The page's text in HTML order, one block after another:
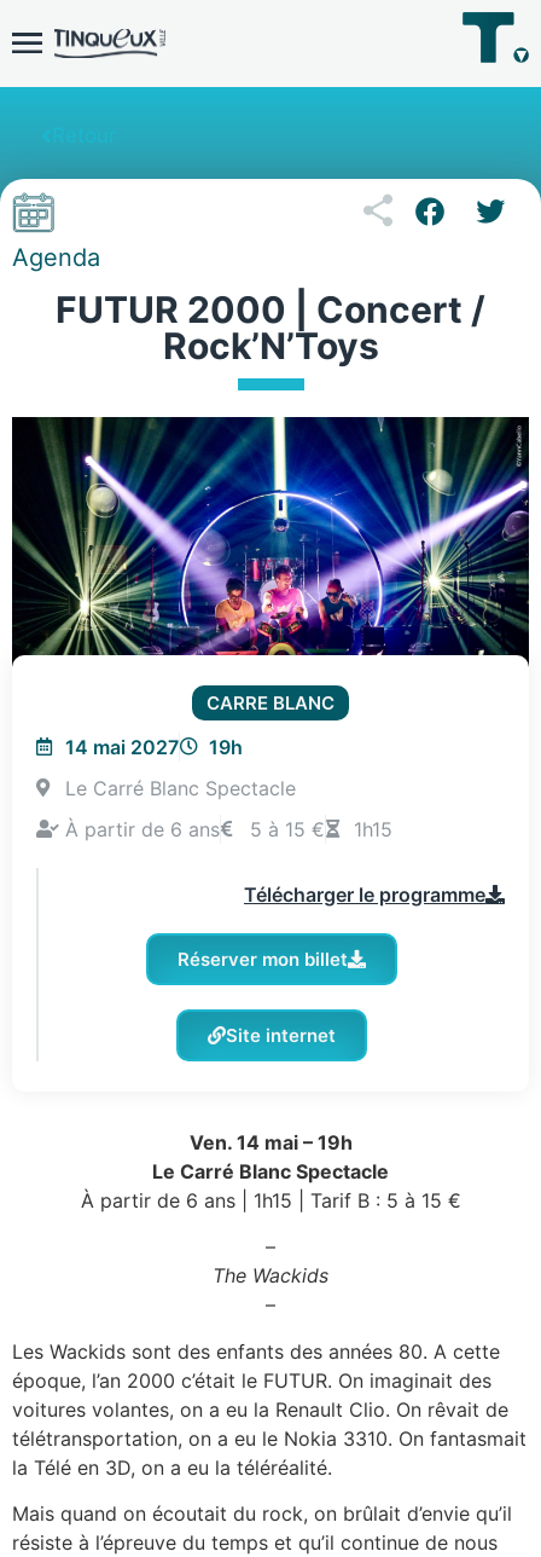
Agenda
FUTUR 2000 | Concert /
Rock’N’Toys
CARRE BLANC
14 mai 2027
19h
Le Carré Blanc Spectacle
À partir de 6 ans
5 à 15 € 1h15
Télécharger le programme
Réserver mon billet
Site internet
Ven. 14 mai – 19h
Le Carré Blanc Spectacle
À partir de 6 ans | 1h15 | Tarif B : 5 à 15 €
–
The Wackids
–
Les Wackids sont des enfants des années 80. A cette
époque, l’an 2000 c’était le FUTUR. On imaginait des
voitures volantes, on a eu la Renault Clio. On rêvait de
télétransportation, on a eu le Nokia 3310. On fantasmait
la Télé en 3D, on a eu la téléréalité.
Mais quand on écoutait du rock, on brûlait d’envie qu’il
résiste à l’épreuve du temps et qu’il continue de nous